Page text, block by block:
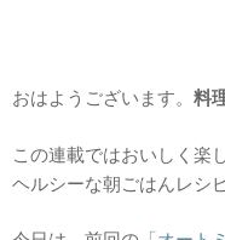
おはようございます。 料
この連載ではおいしく楽
ヘルシーな朝ごはんレシ